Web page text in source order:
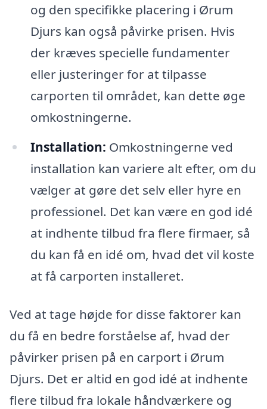
og den specifikke placering i Ørum
Djurs kan også påvirke prisen. Hvis
der kræves specielle fundamenter
eller justeringer for at tilpasse
carporten til området, kan dette øge
omkostningerne.
Installation: Omkostningerne ved
installation kan variere alt efter, om du
vælger at gøre det selv eller hyre en
professionel. Det kan være en god idé
at indhente tilbud fra flere firmaer, så
du kan få en idé om, hvad det vil koste
at få carporten installeret.
Ved at tage højde for disse faktorer kan
du få en bedre forståelse af, hvad der
påvirker prisen på en carport i Ørum
Djurs. Det er altid en god idé at indhente
flere tilbud fra lokale håndværkere og